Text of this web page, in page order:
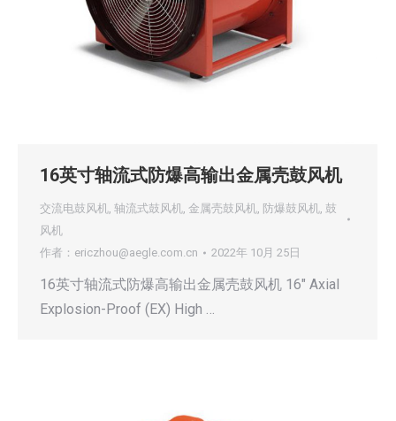
16英寸轴流式防爆高输出金属壳鼓风机
交流电鼓风机, 轴流式鼓风机, 金属壳鼓风机, 防爆鼓风机, 鼓
风机
作者： ericzhou@aegle.com.cn 2022年 10月 25日
16英寸轴流式防爆高输出金属壳鼓风机 16″ Axial
Explosion-Proof (EX) High …